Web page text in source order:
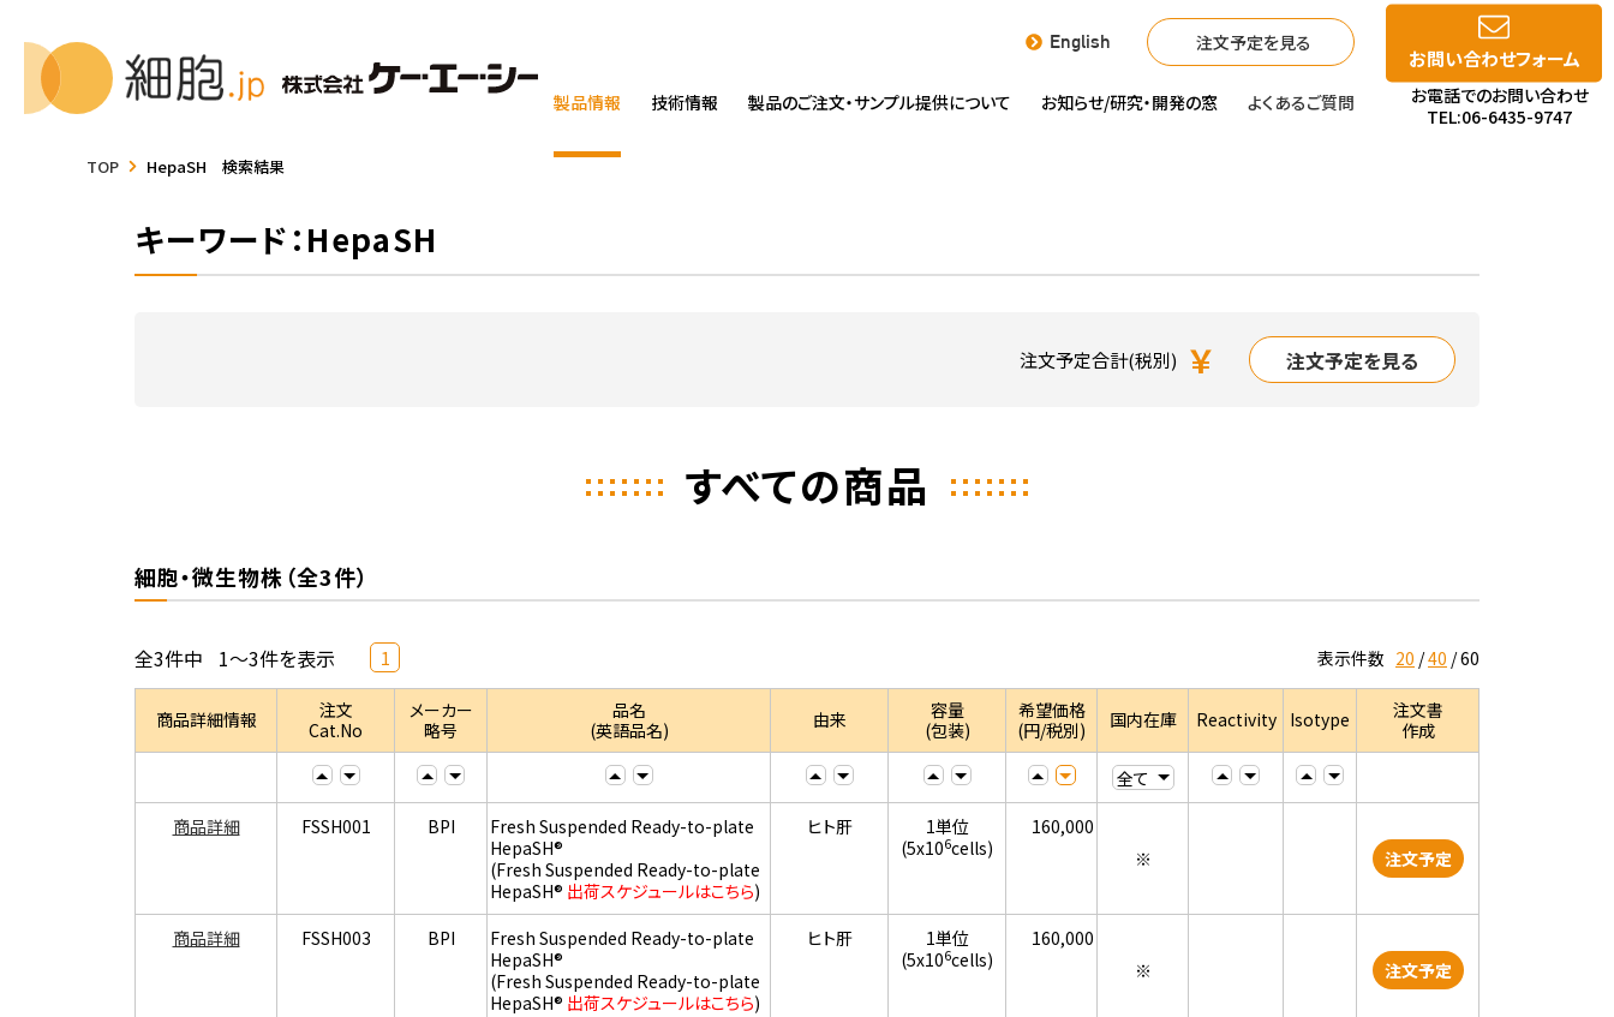
English 注文予定を見る
製品情報 技術情報 製品のご注文・サンプル提供について お知らせ/研究・開発の窓 よくあるご質問
お問い合わせフォーム
お電話でのお問い合わせ
TEL:06-6435-9747
TOP HepaSH 検索結果
キーワード：HepaSH
注文予定合計(税別) ￥ 注文予定を見る
すべての商品
細胞・微生物株（全3件）
全3件中 1～3件を表示 1 表示件数 20 40 60
商品詳細情報
注文
Cat.No
メーカー
略号
品名
(英語品名)
由来
容量
(包装)
希望価格
(円/税別)
国内在庫 Reactivity Isotype
注文書
作成
商品詳細 FSSH001 BPI
Fresh Suspended Ready-to-plate
HepaSH®
(Fresh Suspended Ready-to-plate
HepaSH® 出荷スケジュールはこちら)
ヒト肝
1単位
(5x106cells)
160,000
※
注文予定
商品詳細 FSSH003 BPI
Fresh Suspended Ready-to-plate
HepaSH®
(Fresh Suspended Ready-to-plate
HepaSH® 出荷スケジュールはこちら)
ヒト肝
1単位
(5x106cells)
160,000
※
注文予定